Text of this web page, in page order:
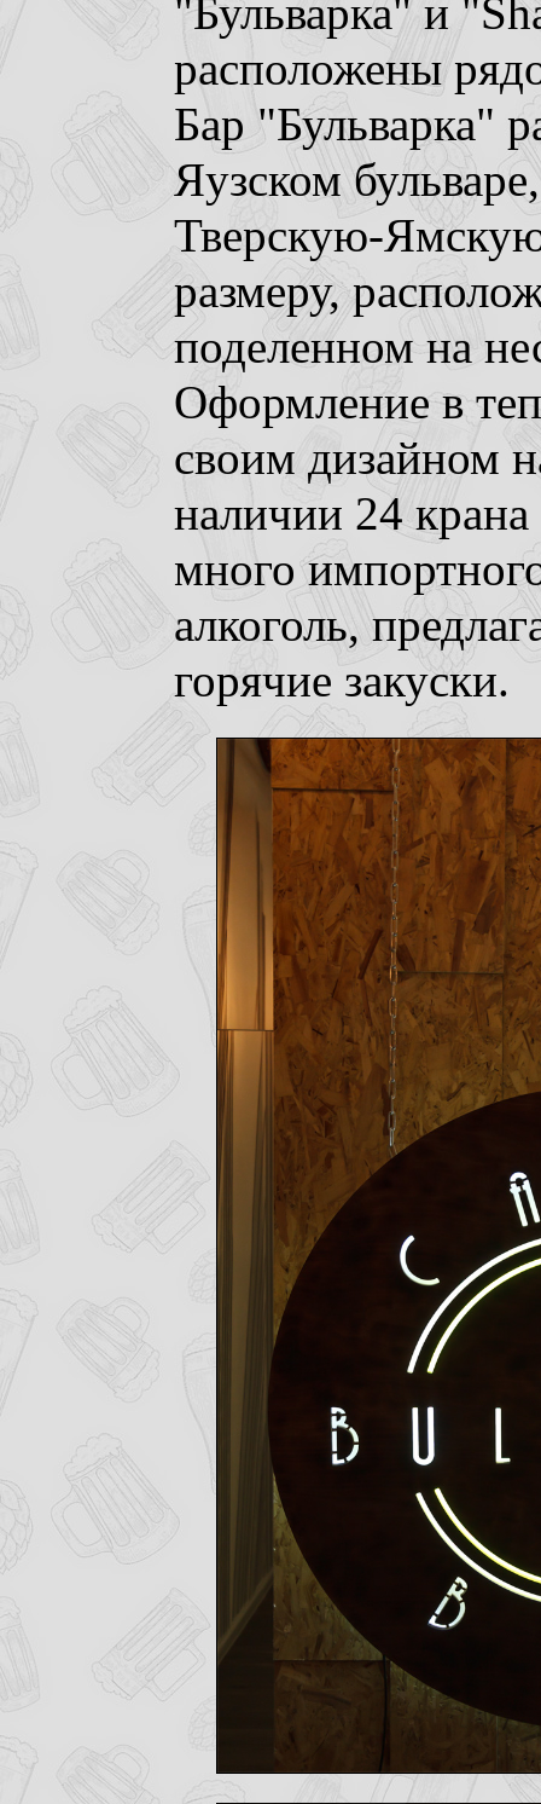
"Бульварка" и
расположены
Бар "Бульварка"
Яузском
Тверскую-
размеру,
поделенном на
Оформление в
своим дизайном
наличии 24 крана
много
алкоголь,
горячие закуски.